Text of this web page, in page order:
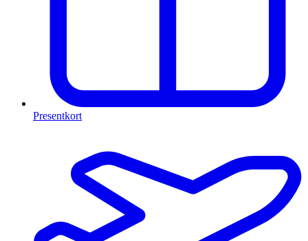
Presentkort